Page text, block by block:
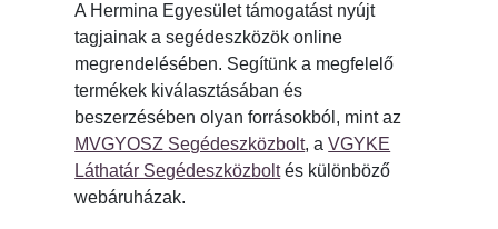
A Hermina Egyesület támogatást nyújt
tagjainak a segédeszközök online
megrendelésében. Segítünk a megfelelő
termékek kiválasztásában és
beszerzésében olyan forrásokból, mint az
MVGYOSZ Segédeszközbolt, aVGYKE
Láthatár Segédeszközboltés különböző
webáruházak.